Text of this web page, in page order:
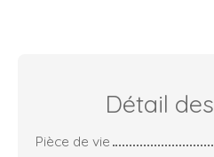
Détail des
Pièce de vie